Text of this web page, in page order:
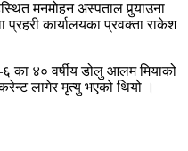
मनमोहन अस्पताल पुर्‍याउना
कार्यालयका प्रवक्ता राकेश
का ४० वर्षीय डोलु आलम मियाको
लागेर मृत्यु भएको थियो ।